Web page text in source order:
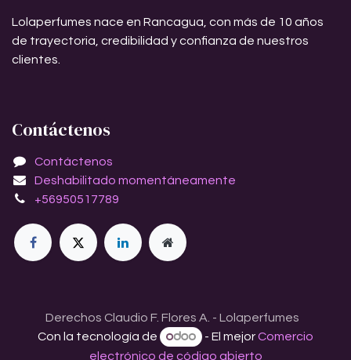
Lolaperfumes nace en Rancagua, con más de 10 años
de trayectoria, credibilidad y confianza de nuestros
clientes.
Contáctenos
Contáctenos
Deshabilitado momentáneamente
+56950517789
Derechos Claudio F. Flores A. - Lolaperfumes
Con la tecnología de
- El mejorComercio
electrónico de código abierto